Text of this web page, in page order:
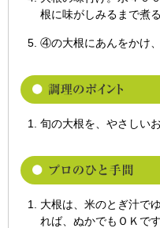
根に味がしみるまで煮る
④の大根にあんをかけ
旬の大根を、やさしい
大根は、米のとぎ汁で
れば、ぬかでもＯＫで